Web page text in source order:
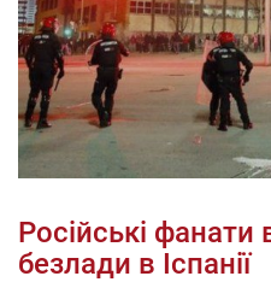
Російські
безлади в Іспанії